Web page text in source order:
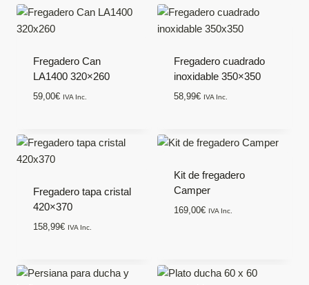
Fregadero Can
LA1400 320×260
59,00€ IVA Inc.
Fregadero cuadrado
inoxidable 350×350
58,99€ IVA Inc.
Fregadero tapa cristal
420×370
158,99€ IVA Inc.
Kit de fregadero
Camper
169,00€ IVA Inc.